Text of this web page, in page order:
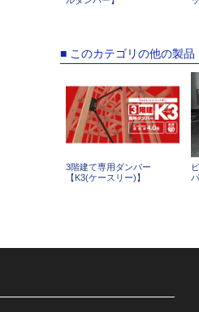
■ このカテゴリの他の製品
3階建て専用ダンパー
【K3(ケースリー)】